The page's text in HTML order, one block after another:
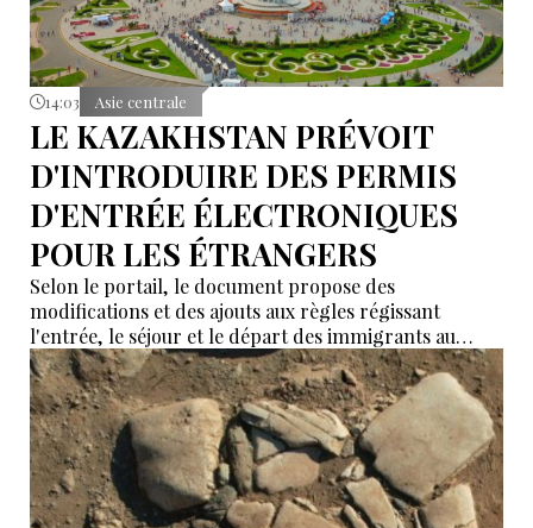
14:03 Asie centrale
LE KAZAKHSTAN PRÉVOIT
D'INTRODUIRE DES PERMIS
D'ENTRÉE ÉLECTRONIQUES
POUR LES ÉTRANGERS
Selon le portail, le document propose des
modifications et des ajouts aux règles régissant
l'entrée, le séjour et le départ des immigrants au
Kazakhstan.